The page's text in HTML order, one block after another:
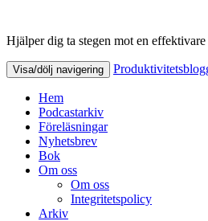
Hjälper dig ta stegen mot en
Visa/dölj navigering
Hem
Podcastarkiv
Föreläsningar
Nyhetsbrev
Bok
Om oss
Om oss
Integritetspolicy
Arkiv